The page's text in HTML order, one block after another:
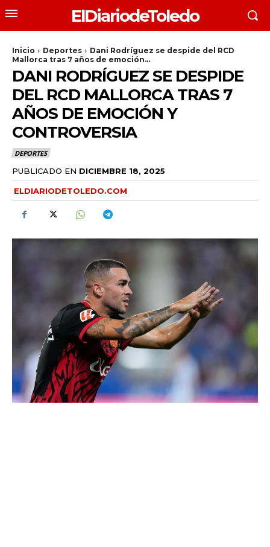
ElDiariodeToledo
Inicio Deportes
Dani Rodríguez se despide del RCD
Mallorca tras 7 años de emoción...
DANI RODRÍGUEZ SE DESPIDE
DEL RCD MALLORCA TRAS 7
AÑOS DE EMOCIÓN Y
CONTROVERSIA
DEPORTES
PUBLICADO EN DICIEMBRE 18, 2025
ELDIARIODETOLEDO.COM